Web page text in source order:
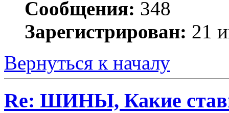
Сообщения: 348
Зарегистрирован: 21
Вернуться к началу
Re: ШИНЫ, Какие